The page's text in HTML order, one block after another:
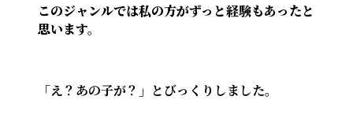
このジャンルでは私の方がずっと経験もあったと
思います。
「え？あの子が？」とびっくりしました。